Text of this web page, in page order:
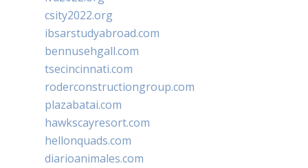
csity2022.org
ibsarstudyabroad.com
bennusehgall.com
tsecincinnati.com
roderconstructiongroup.com
plazabatai.com
hawkscayresort.com
hellonquads.com
diarioanimales.com